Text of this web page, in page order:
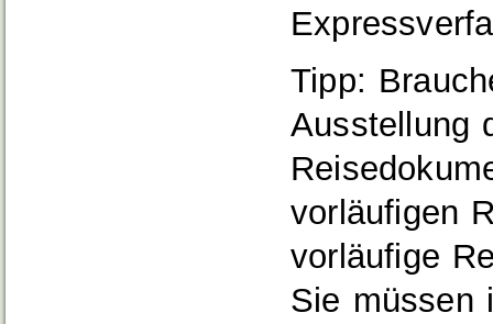
Tipp:
Ausstellung
vorläufigen
vorläufige
Sie müssen